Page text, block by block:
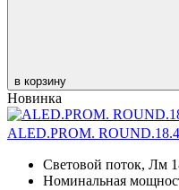
в корзину
Новинка
ALED.PROM.
Световой поток, Лм
Номинальная